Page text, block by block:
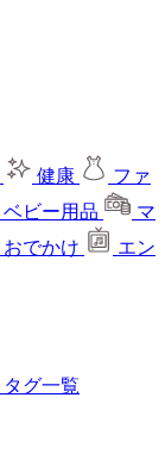
健康
ファ
ベビー用品
マ
おでかけ
エン
タグ一覧